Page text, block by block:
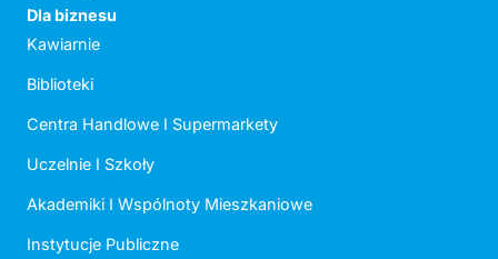
Dla biznesu
Kawiarnie
Biblioteki
Centra Handlowe I Supermarkety
Uczelnie I Szkoły
Akademiki I Wspólnoty Mieszkaniowe
Instytucje Publiczne